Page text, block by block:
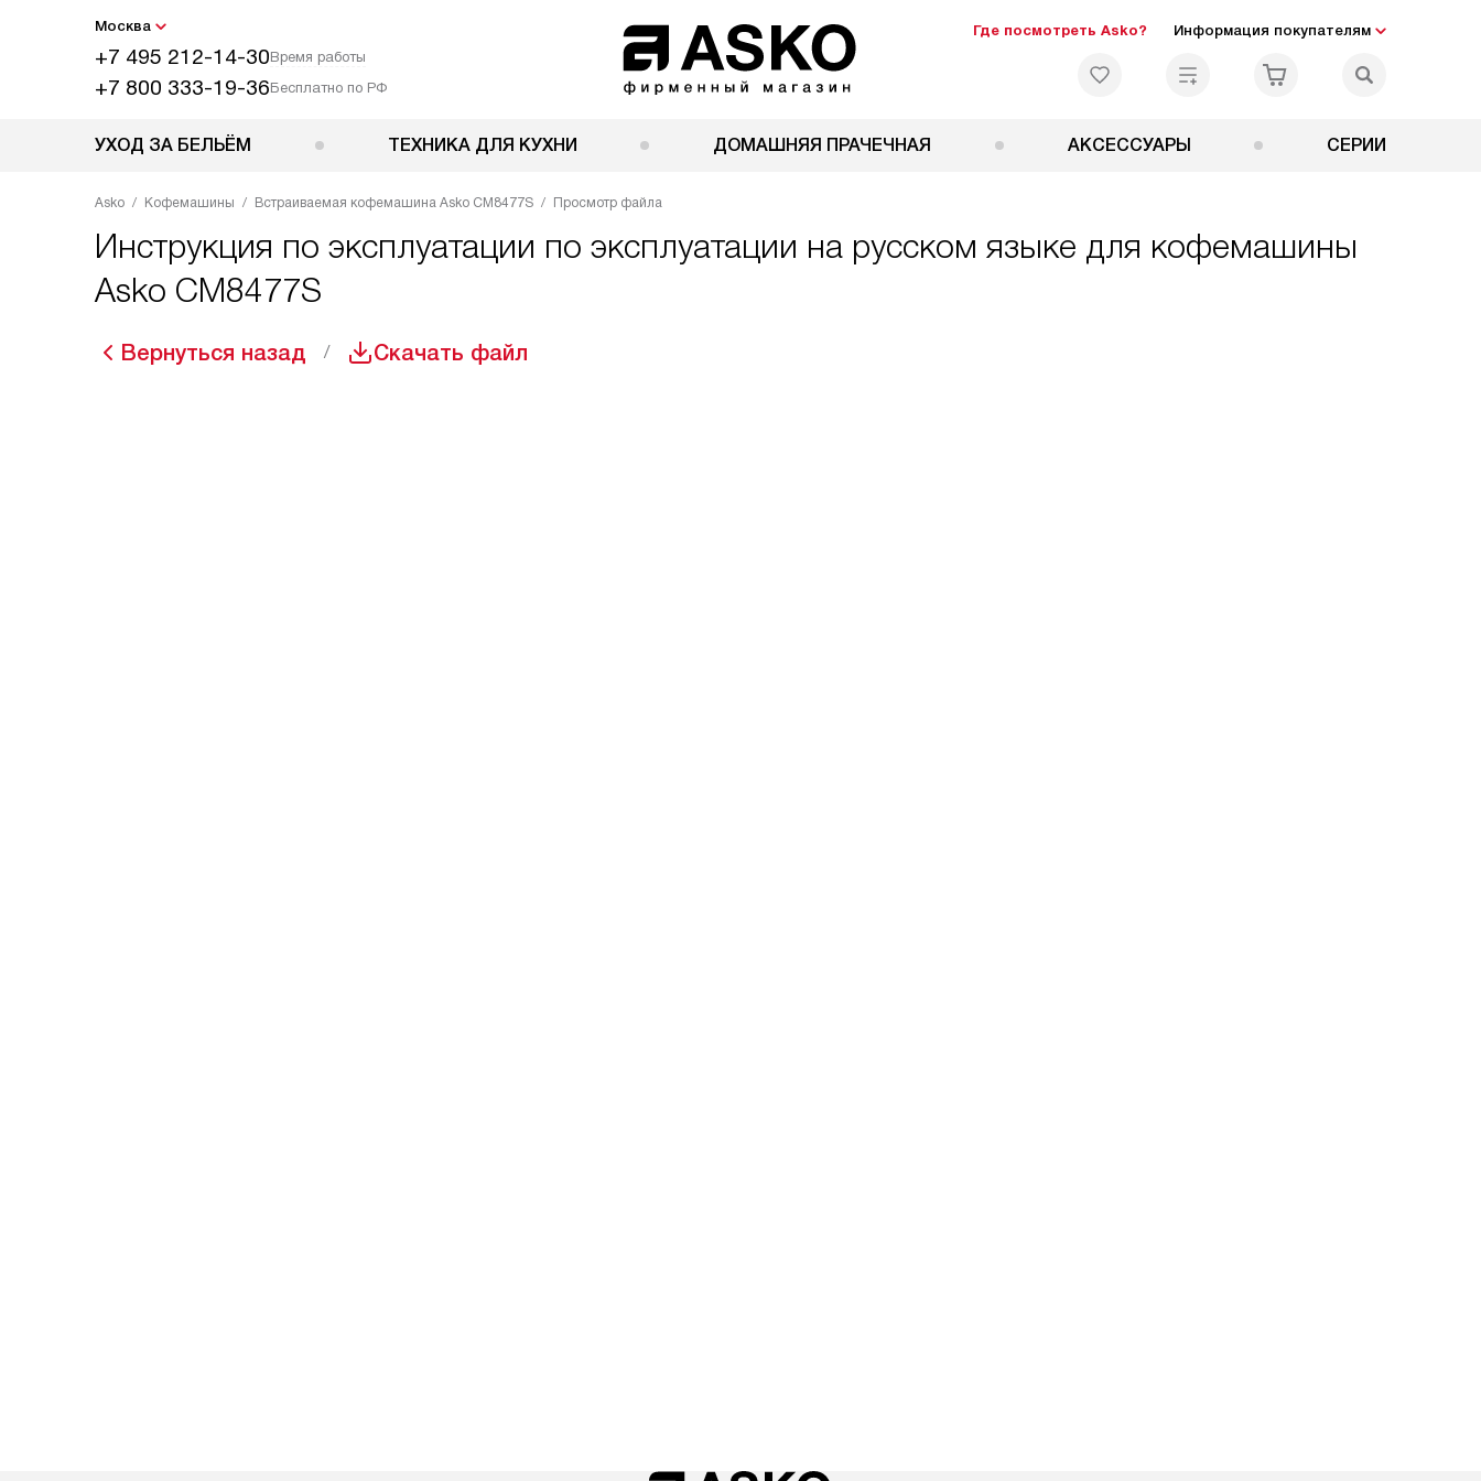
Москва
+7 495 212-14-30Время работы
+7 800 333-19-36Бесплатно по РФ
Где посмотреть Asko? Информация покупателям
УХОД ЗА БЕЛЬЁМ ТЕХНИКА ДЛЯ КУХНИ ДОМАШНЯЯ ПРАЧЕЧНАЯ АКСЕССУАРЫ СЕРИИ
Asko Кофемашины Встраиваемая кофемашина Asko CM8477S Просмотр файла
Инструкция по эксплуатации по эксплуатации на русском языке для кофемашины
Asko CM8477S
Вернуться назад Скачать файл